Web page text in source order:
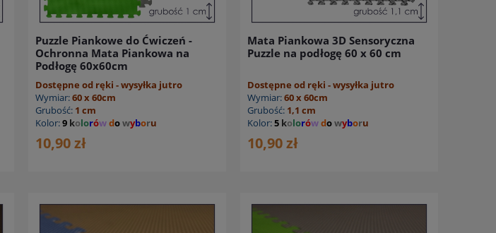
Puzzle Piankowe do Ćwiczeń -
Ochronna Mata Piankowa na
Podłogę 60x60cm
Dostępne od ręki - wysyłka jutro
Wymiar:60 x 60cm
Grubość: 1 cm
Kolor:9 kolorówdowyboru
10,90 zł
Mata Piankowa 3D Sensoryczna
Puzzle na podłogę 60 x 60 cm
Dostępne od ręki - wysyłka jutro
Wymiar:60 x 60cm
Grubość: 1,1 cm
Kolor:5 kolorówdowyboru
10,90 zł